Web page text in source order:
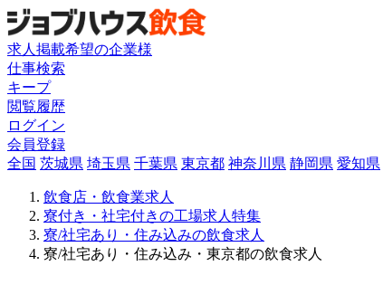
求人掲載希望の企業様
仕事検索
キープ
閲覧履歴
ログイン
会員登録
全国 茨城県 埼玉県 千葉県 東京都 神奈川県 静岡県 愛知県
飲食店・飲食業求人
寮付き・社宅付きの工場求人特集
寮/社宅あり・住み込みの飲食求人
寮/社宅あり・住み込み・東京都の飲食求人